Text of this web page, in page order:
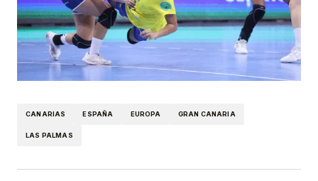
CANARIAS ESPAÑA EUROPA GRAN CANARIA
LAS PALMAS